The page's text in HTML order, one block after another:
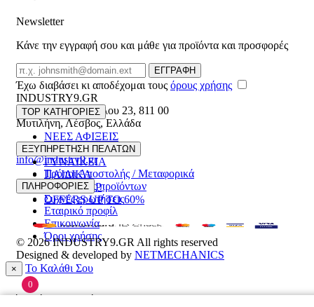
Newsletter
Κάνε την εγγραφή σου και μάθε για προϊόντα και προσφορές
Email
ΕΓΓΡΑΦΗ
Έχω διαβάσει κι αποδέχομαι τους όρους χρήσης
INDUSTRY9.GR
Ελευθέριου Βενιζέλου 23, 811 00
Μυτιλήνη,Λέσβος,Ελλάδα
22510 55629
info@industry9.gr
TOP ΚΑΤΗΓΟΡΙΕΣ
ΝΕΕΣ ΑΦΙΞΕΙΣ
ΑΝΔΡΙΚΑ
ΓΥΝΑΙΚΕΙΑ
ΠΑΙΔΙΚΑ
ΑΞΕΣΟΥΑΡ
OFFERS UP TO 60%
ΕΞΥΠΗΡΕΤΗΣΗ ΠΕΛΑΤΩΝ
Τρόποι Αποστολής / Μεταφορικά
Επιστροφές προϊόντων
Συχνές ερωτήσεις
ΠΛΗΡΟΦΟΡΙΕΣ
Εταιρικό προφίλ
Επικοινωνία
Όροι χρήσης
© 2026INDUSTRY9.GR All rights reserved
Designed & developed by NETMECHANICS
× Το Καλάθι Σου
0
Βάλε κάτι στο καλάθι σου